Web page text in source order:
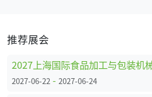
推荐展会
2027上海国际食品加工与包装机
2027-06-22 - 2027-06-24